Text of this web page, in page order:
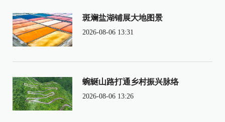
斑斓盐湖铺展大地图景
2026-08-06 13:31
蜿蜒山路打通乡村振兴脉络
2026-08-06 13:26